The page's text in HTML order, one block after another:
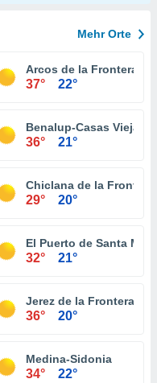
Mehr Orte
Arcos de la Frontera
37° 22°
Benalup-Casas Viejas
36° 21°
Chiclana de la Frontera
29° 20°
El Puerto de Santa
32° 21°
Jerez de la Frontera
36° 20°
Medina-Sidonia
34° 22°